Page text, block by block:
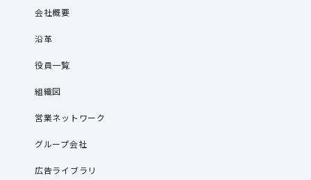
会社概要
沿革
役員一覧
組織図
営業ネットワーク
グループ会社
広告ライブラリ